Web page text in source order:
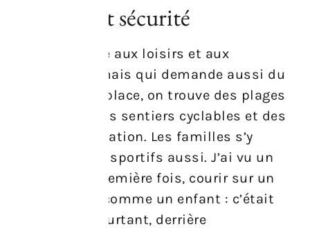
Activités et sécurité
Un lieu propice aux loisirs et aux
découvertes, mais qui demande aussi du
bon sens. Sur place, on trouve des plages
aménagées, des sentiers cyclables et des
zones de navigation. Les familles s’y
retrouvent, les sportifs aussi. J’ai vu un
ami, pour la première fois, courir sur un
paddle et rire comme un enfant : c’était
contagieux. Pourtant, derrière